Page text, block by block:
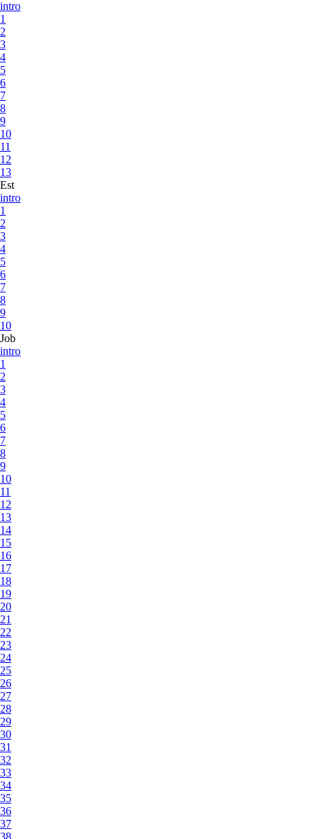
intro
1
2
3
4
5
6
7
8
9
10
11
12
13
Est
intro
1
2
3
4
5
6
7
8
9
10
Job
intro
1
2
3
4
5
6
7
8
9
10
11
12
13
14
15
16
17
18
19
20
21
22
23
24
25
26
27
28
29
30
31
32
33
34
35
36
37